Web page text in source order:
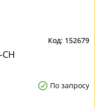
152679
По запросу